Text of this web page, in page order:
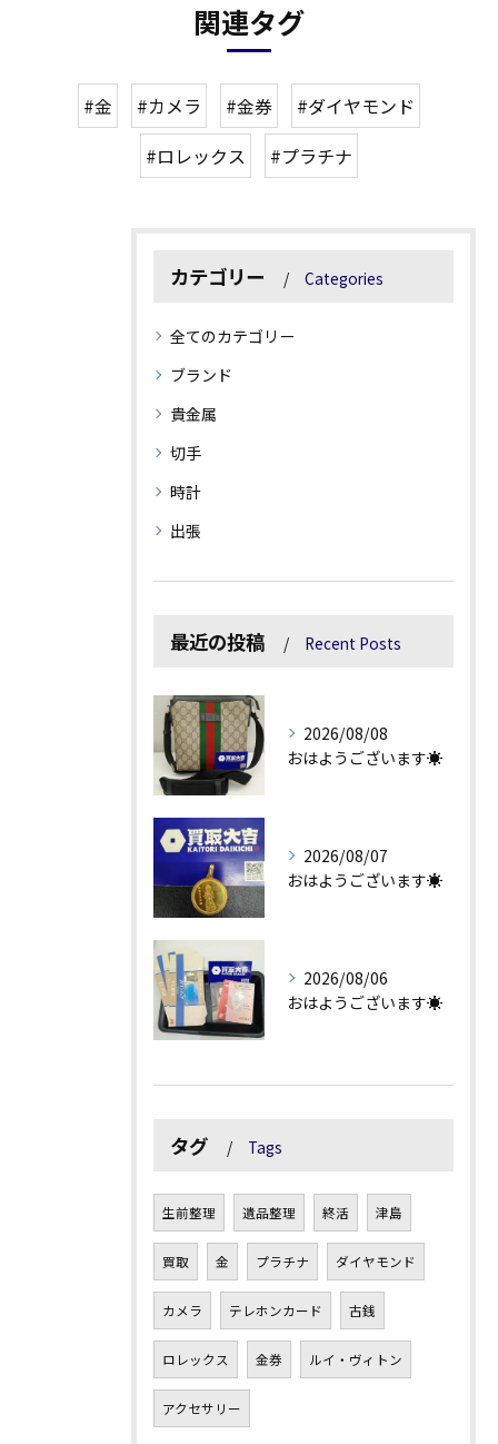
関連タグ
#金 #カメラ #金券
#ダイヤモンド
#ロレックス
#プラチナ
カテゴリー Categories
全てのカテゴリー
ブランド
貴金属
切手
時計
出張
最近の投稿 Recent Posts
2026/08/08
おはようございます☀
2026/08/07
おはようございます☀
2026/08/06
おはようございます☀
タグ Tags
生前整理 遺品整理 終活 津島
買取 金 プラチナ ダイヤモンド
カメラ テレホンカード 古銭
ロレックス 金券 ルイ・ヴィトン
アクセサリー